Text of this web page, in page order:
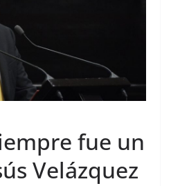
fue un
Velázquez